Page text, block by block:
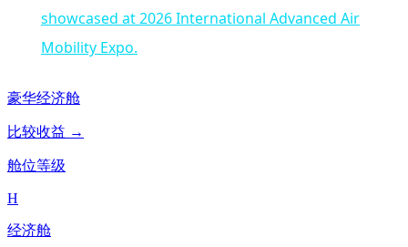
showcased at 2026 International Advanced Air
Mobility Expo.
豪华经济舱
比较收益 →
舱位等级
H
经济舱